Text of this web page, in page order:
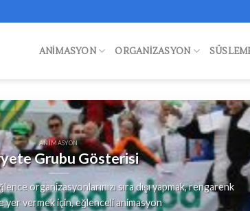
ANIMASYON ORGANIZASYON
ANIMASYON
Grubu Gösterisi
organizasyonlarınızı sıra dışı yapmak, rengarenk
yer vermek için, eğlenceli animasyon